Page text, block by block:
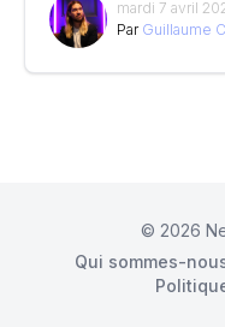
mardi 7 avril
Par Guillaume
© 2026
Qui sommes-